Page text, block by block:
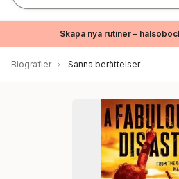
Skapa nya rutiner –
Biografier Sanna berättelser